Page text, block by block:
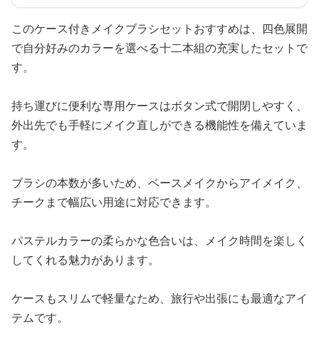
このケース付きメイクブラシセットおすすめは、四色展開
で自分好みのカラーを選べる十二本組の充実したセットで
す。
持ち運びに便利な専用ケースはボタン式で開閉しやすく、
外出先でも手軽にメイク直しができる機能性を備えていま
す。
ブラシの本数が多いため、ベースメイクからアイメイク、
チークまで幅広い用途に対応できます。
パステルカラーの柔らかな色合いは、メイク時間を楽しく
してくれる魅力があります。
ケースもスリムで軽量なため、旅行や出張にも最適なアイ
テムです。